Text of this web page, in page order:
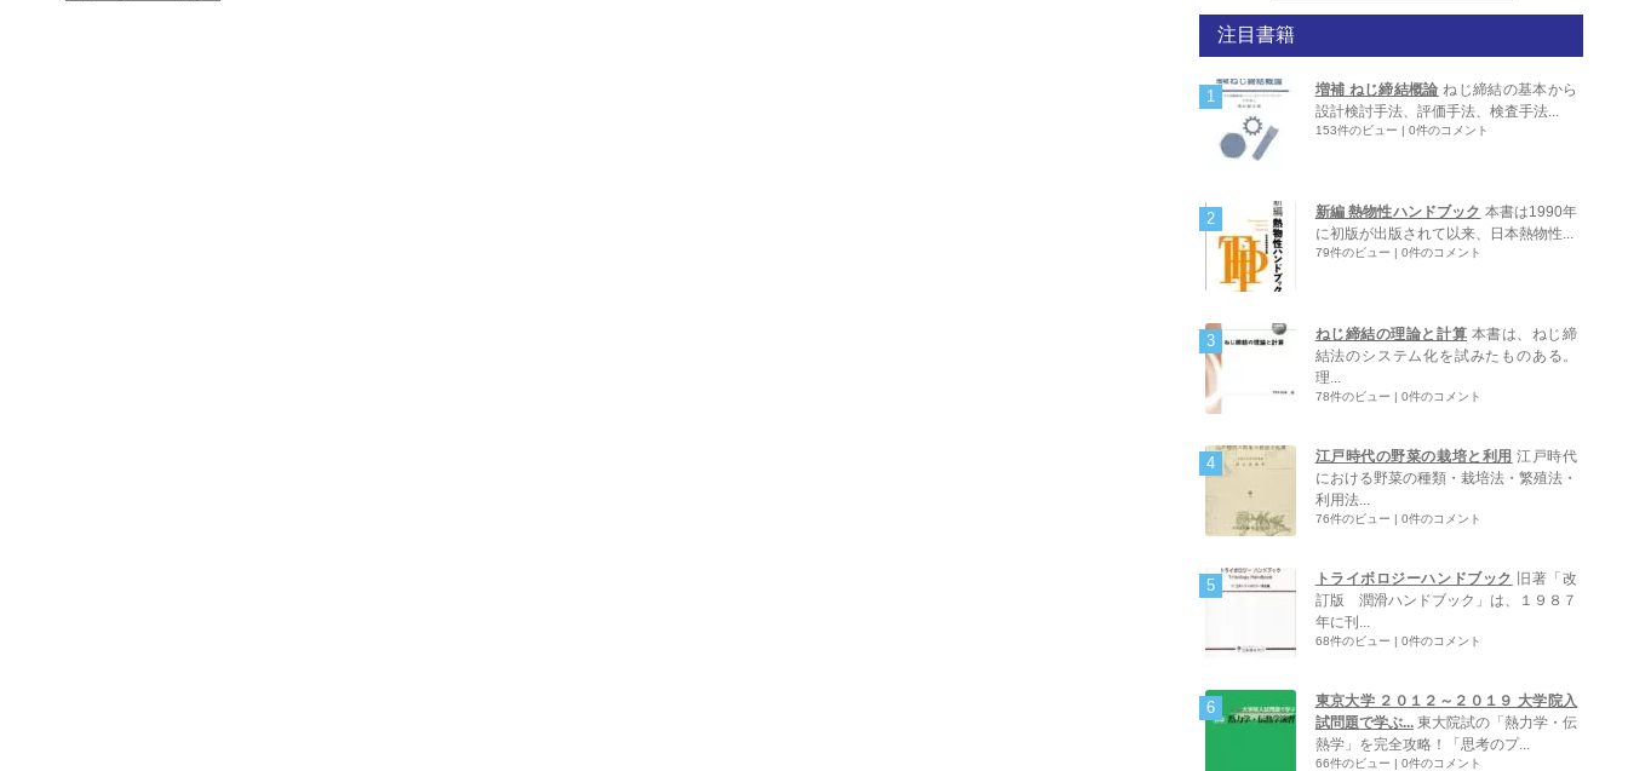
注目書籍
増補 ねじ締結概論 ねじ締結の基本から
設計検討手法、評価手法、検査手法...
153件のビュー | 0件のコメント
新編 熱物性ハンドブック 本書は1990年
に初版が出版されて以来、日本熱物性...
79件のビュー | 0件のコメント
ねじ締結の理論と計算 本書は、ねじ締
結法のシステム化を試みたものある。
理...
78件のビュー | 0件のコメント
江戸時代の野菜の栽培と利用 江戸時代
における野菜の種類・栽培法・繁殖法・
利用法...
76件のビュー | 0件のコメント
トライボロジーハンドブック
旧著「改
訂版 潤滑ハンドブック」は、１９８７
年に刊...
68件のビュー | 0件のコメント
東京大学 ２０１２～２０１９ 大学院入
試問題で学ぶ... 東大院試の「熱力学・伝
熱学」を完全攻略！「思考のプ...
66件のビュー | 0件のコメント